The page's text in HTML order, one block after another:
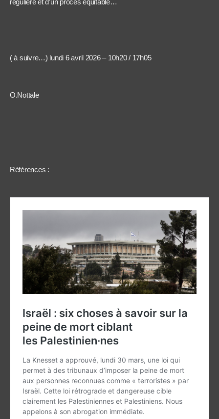
( à suivre…) lundi 6 avril 2026 – 10h20 / 17h05
O.Nottale
Références :